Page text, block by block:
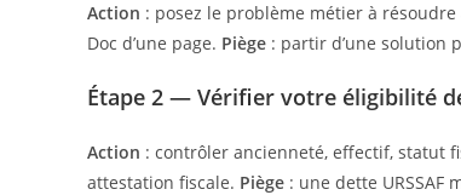
Action : posez le problème métier à
Doc d’une page. Piège : partir d’une solution
Étape 2 — Vérifier votre éligibilité
Action : contrôler ancienneté, effectif, statut
attestation fiscale. Piège : une dette URSSAF